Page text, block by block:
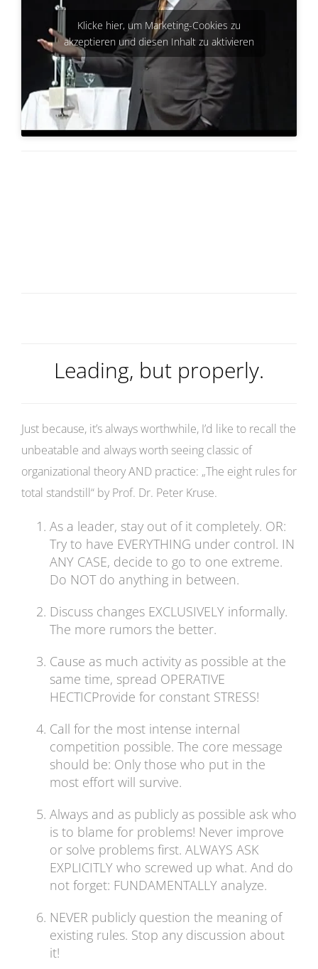
Klicke hier, um Marketing-Cookies zu
akzeptieren und diesen Inhalt zu aktivieren
Leading, but properly.
Just because, it’s always worthwhile, I’d like to recall the
unbeatable and always worth seeing classic of
organizational theory AND practice: „The eight rules for
total standstill“ by Prof. Dr. Peter Kruse.
As a leader, stay out of it completely. OR:
Try to have EVERYTHING under control. IN
ANY CASE, decide to go to one extreme.
Do NOT do anything in between.
Discuss changes EXCLUSIVELY informally.
The more rumors the better.
Cause as much activity as possible at the
same time, spread OPERATIVE
HECTICProvide for constant STRESS!
Call for the most intense internal
competition possible. The core message
should be: Only those who put in the
most effort will survive.
Always and as publicly as possible ask who
is to blame for problems! Never improve
or solve problems first. ALWAYS ASK
EXPLICITLY who screwed up what. And do
not forget: FUNDAMENTALLY analyze.
NEVER publicly question the meaning of
existing rules. Stop any discussion about
it!